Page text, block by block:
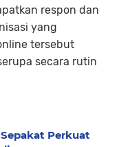
respon dan
yang
tersebut
secara rutin
Perkuat